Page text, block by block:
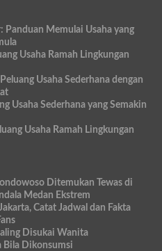
Panduan Memulai Usaha yang
Usaha Ramah Lingkungan
Usaha Sederhana dengan
Usaha Sederhana yang Semakin
Usaha Ramah Lingkungan
Ditemukan Tewas di
Medan Ekstrem
Catat Jadwal dan Fakta
Disukai Wanita
Bila Dikonsumsi